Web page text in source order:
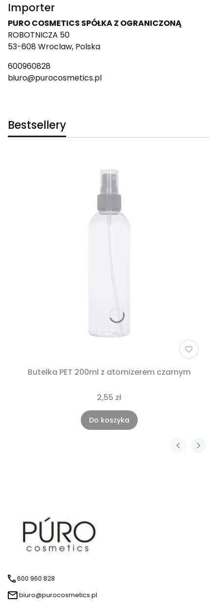
Importer
PURO COSMETICS SPÓŁKA Z OGRANICZONĄ
ROBOTNICZA 50
53-608 Wroclaw, Polska
600960828
biuro@purocosmetics.pl
Bestsellery
Butelka PET 200ml z atomizerem czarnym
2,55 zł
Do koszyka
600 960 828
biuro@purocosmetics.pl